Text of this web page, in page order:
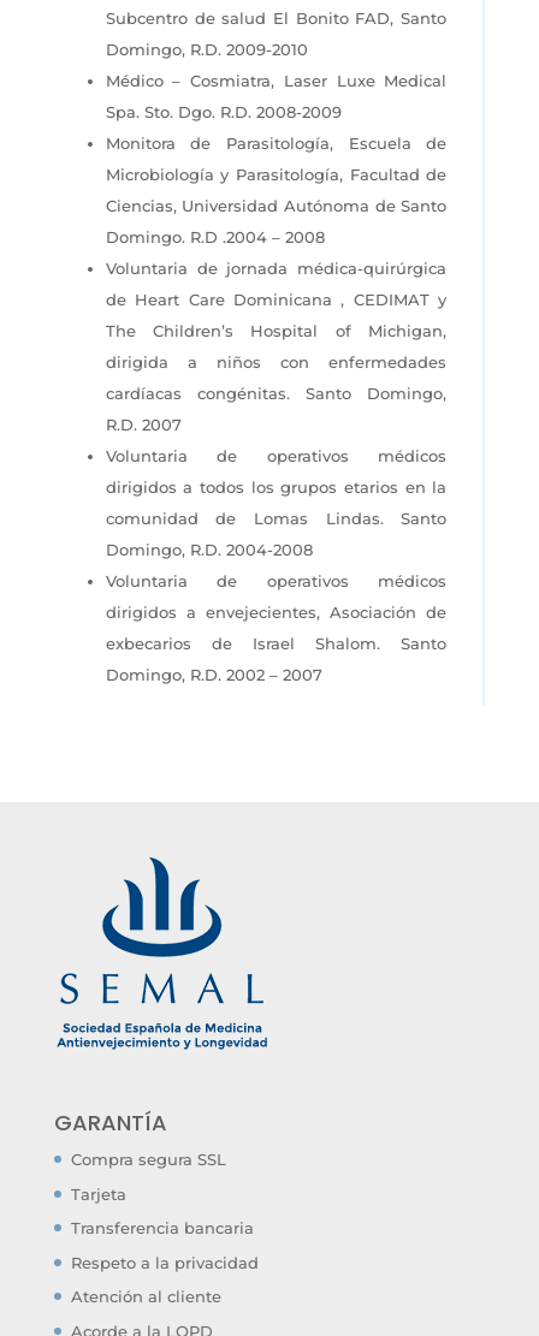
Subcentro de salud El Bonito FAD, Santo
Domingo, R.D. 2009-2010
Médico – Cosmiatra, Laser Luxe Medical
Spa. Sto. Dgo. R.D. 2008-2009
Monitora de Parasitología, Escuela de
Microbiología y Parasitología, Facultad de
Ciencias, Universidad Autónoma de Santo
Domingo. R.D .2004 – 2008
Voluntaria de jornada médica-quirúrgica
de Heart Care Dominicana , CEDIMAT y
The Children’s Hospital of Michigan,
dirigida a niños con enfermedades
cardíacas congénitas. Santo Domingo,
R.D. 2007
Voluntaria de operativos médicos
dirigidos a todos los grupos etarios en la
comunidad de Lomas Lindas. Santo
Domingo, R.D. 2004-2008
Voluntaria de operativos médicos
dirigidos a envejecientes, Asociación de
exbecarios de Israel Shalom. Santo
Domingo, R.D. 2002 – 2007
GARANTÍA
Compra segura SSL
Tarjeta
Transferencia bancaria
Respeto a la privacidad
Atención al cliente
Acorde a la LOPD